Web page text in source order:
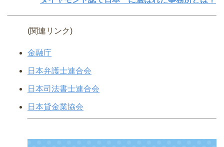
(関連リンク)
金融庁
日本弁護士連合会
日本司法書士連合会
日本貸金業協会